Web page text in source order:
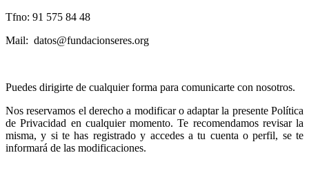
Tfno: 91 575 84 48
Mail: datos@fundacionseres.org
Puedes dirigirte de cualquier forma para comunicarte con nosotros.
Nos reservamos el derecho a modificar o adaptar la presente Política
de Privacidad en cualquier momento. Te recomendamos revisar la
misma, y si te has registrado y accedes a tu cuenta o perfil, se te
informará de las modificaciones.